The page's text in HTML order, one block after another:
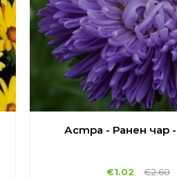
Астра - Ранен чар -
€1.02 €2.60